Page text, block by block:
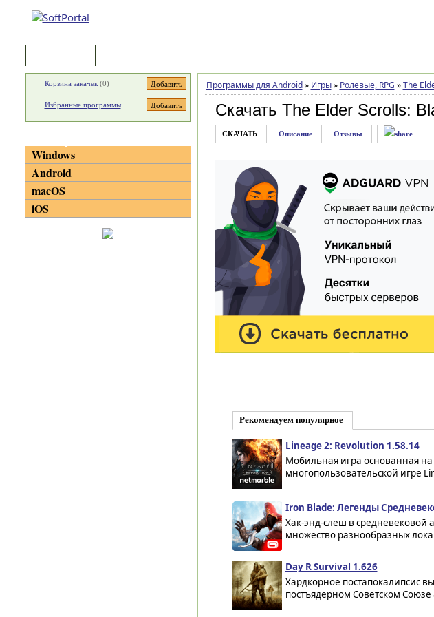
Программы для Android » Игры » Ролевые, RPG » The
Скачать The Elder Scrolls:
СКАЧАТЬ Описание Отзывы
Рекомендуем популярное
Lineage 2: Revolution 1.58.14
Мобильная игра основанная
многопользовательской игре
Iron Blade: Легенды
Хак-энд-слеш в средневековой
множество разнообразных
Day R Survival 1.626
Хардкорное постапокалипсис
постъядерном Советском Союзе
Корзина закачек(0)
Избранные программы
Windows
Android
macOS
iOS